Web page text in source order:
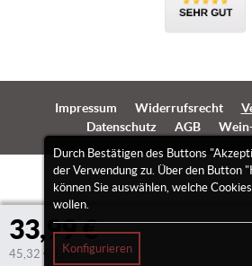
33,99 €
45,32 €/Liter
Durch Bestätigen des Buttons
der Verwendung zu. Über den Button
können Sie auswählen, welche
wollen.
Konfigurieren
Impressum Widerrufsrecht
Datenschutz
AGB